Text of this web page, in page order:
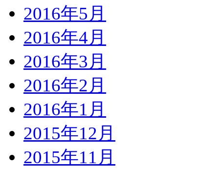
2016年5月
2016年4月
2016年3月
2016年2月
2016年1月
2015年12月
2015年11月